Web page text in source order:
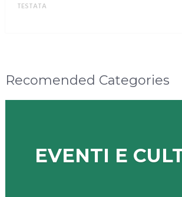
TESTATA
Recomended Categories
EVENTI E